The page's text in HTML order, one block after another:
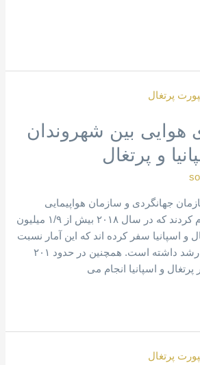
هوایی بین شهروندان
و پرتغال
جهانگردی و سازمان هواپیمایی
پرتغال طی خبری اعلام کردند که در سال ۲۰۱۸ بیش از ۱/۹ میلیون
و اسپانیا سفر کرده اند که این آمار نسبت
به سال قبل ۱۲ درصد رشد داشته است. همچنین در حدود ۲۰۱
و اسپانیا انجام می